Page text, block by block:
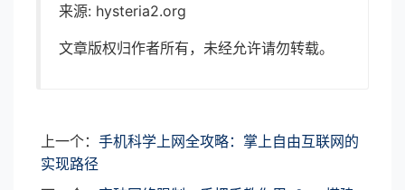
来源: hysteria2.org
文章版权归作者所有，未经允许请勿转载。
上一个： 手机科学上网全攻略：掌上自由互联网的
实现路径